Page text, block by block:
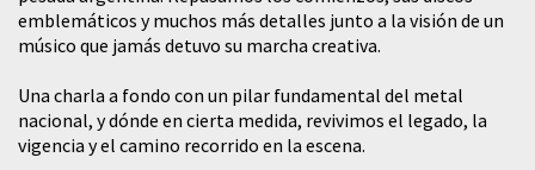
emblemáticos y muchos más detalles junto a la visión de un
músico que jamás detuvo su marcha creativa.
​Una charla a fondo con un pilar fundamental del metal
nacional, y dónde en cierta medida, revivimos el legado, la
vigencia y el camino recorrido en la escena.